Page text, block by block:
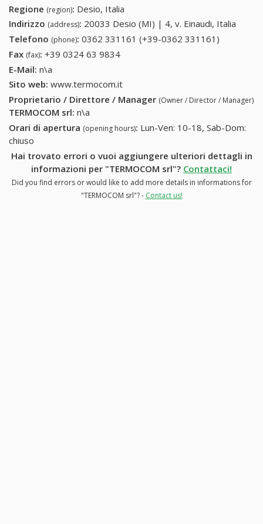
Regione (region): Desio, Italia
Indirizzo (address): 20033 Desio (MI) | 4, v. Einaudi, Italia
Telefono (phone): 0362 331161 (+39-0362 331161)
Fax (fax): +39 0324 63 9834
E-Mail: n\a
Sito web: www.termocom.it
Proprietario / Direttore / Manager (Owner / Director / Manager)
TERMOCOM srl: n\a
Orari di apertura (opening hours): Lun-Ven: 10-18, Sab-Dom:
chiuso
Hai trovato errori o vuoi aggiungere ulteriori dettagli in
informazioni per "TERMOCOM srl"? Contattaci!
Did you find errors or would like to add more details in informations for
"TERMOCOM srl"? - Contact us!